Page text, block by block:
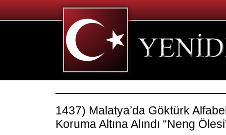
1437) Malatya’da Göktürk
Koruma Altına Alındı “Neng